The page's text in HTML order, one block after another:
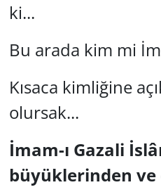
ki...
Bu arada kim mi
Kısaca kimliğine
olursak...
İmam-ı Gazali
büyüklerinden ve